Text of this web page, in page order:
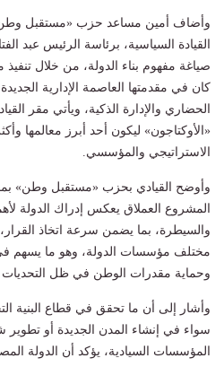
وأضاف أمين مساعد حزب «مستقبل وطن»
القيادة السياسية، برئاسة الرئيس عبد
صياغة مفهوم بناء الدولة، من خلال
كان في مقدمتها العاصمة الإدارية
الحضاري والإدارة الذكية، ويأتي مقر
«الأوكتاجون» ليكون أحد أبرز معالمها
الاستراتيجي والمؤسسي.
وأوضح القيادي بحزب «مستقبل وطن»
المشروع العملاق يعكس إدراك الدولة
والسيطرة، بما يضمن سرعة اتخاذ
مختلف مؤسسات الدولة، وهو ما يسهم
وحماية مقدرات الوطن في ظل التحديات
وأشار إلى أن ما تحقق في قطاع البنية
سواء في إنشاء المدن الجديدة أو
المؤسسات السيادية، يؤكد أن الدولة